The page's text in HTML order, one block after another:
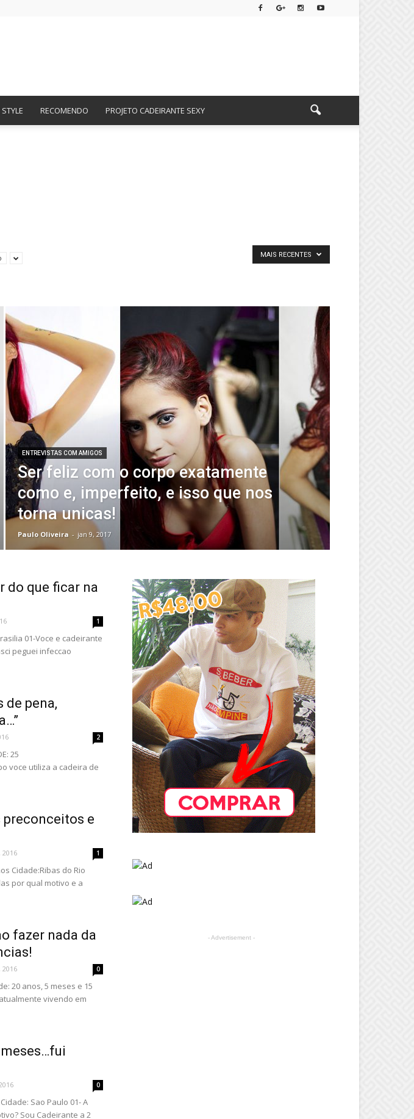
Amigos
RECOMENDO PROJETO CADEIRANTE SEXY
MAIS RECENTES
ENTREVISTAS COM AMIGOS
Ser feliz com o corpo exatamente
como e, imperfeito, e isso que nos
torna unicas!
Paulo Oliveira - jan 9, 2017
do que ficar na
1
01-Voce e cadeirante
peguei infeccao
de pena,
2
25
voce utiliza a cadeira de
preconceitos e
2016 1
Cidade:Ribas do Rio
por qual motivo e a
fazer nada da
2016 0
20 anos, 5 meses e 15
vivendo em
meses…fui
0
Sao Paulo 01- A
Sou Cadeirante a 2
- Advertisement -